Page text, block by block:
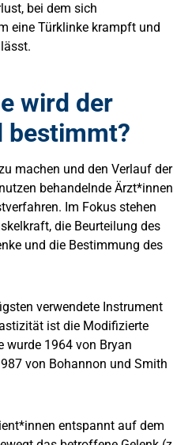
bei dem sich
eine Türklinke krampft und
wird der
bestimmt?
machen und den Verlauf der
behandelnde Ärzt*innen
Im Fokus stehen
die Beurteilung des
und die Bestimmung des
verwendete Instrument
ist die Modifizierte
wurde 1964 von Bryan
von Bohannon und Smith
entspannt auf dem